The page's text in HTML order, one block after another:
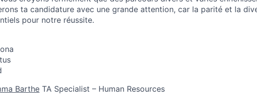
ta candidature avec une grande attention, car la parité et la
pour notre réussite.
Barthe TA Specialist – Human Resources